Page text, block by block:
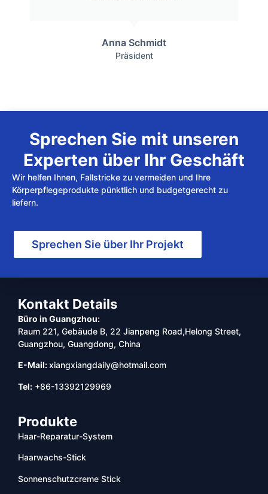
Anna Schmidt
Präsident
Sprechen Sie mit unseren
Experten über Ihr Geschäft
Wir helfen Ihnen, Fallstricke zu vermeiden und Ihre
Körperpflegeprodukte pünktlich und budgetgerecht zu
liefern.
Sprechen Sie über Ihr Projekt
Kontakt Details
Büro in Guangzhou:
Raum 221, Gebäude B, 22 Jianpeng Road,Helong Street,
Guangzhou, Guangdong, China
E-Mail:xiangxiangdaily@hotmail.com
Tel: +86-13392129969
Produkte
Haar-Reparatur-System
Haarwachs-Stick
Sonnenschutzcreme Stick